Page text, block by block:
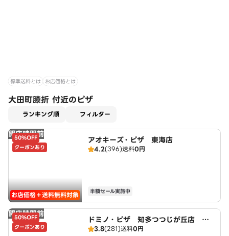
標準送料とは お店価格とは
大田町膝折 付近のピザ
ランキング順 フィルター
開店時間前
50%OFF
クーポンあり
お店価格＋送料無料対象
アオキーズ・ピザ 東海店
4.2(396)送料0円
半額セール実施中
開店時間前
50%OFF
クーポンあり
ドミノ・ピザ 知多つつじが丘店 Do
mino's
3.8(281)送料0円